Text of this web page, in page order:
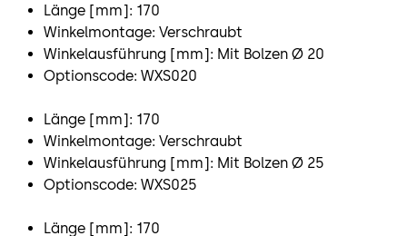
Länge [mm]: 170
Winkelmontage: Verschraubt
Winkelausführung [mm]: Mit Bolzen Ø 20
Optionscode: WXS020
Länge [mm]: 170
Winkelmontage: Verschraubt
Winkelausführung [mm]: Mit Bolzen Ø 25
Optionscode: WXS025
Länge [mm]: 170